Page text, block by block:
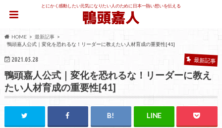
とにかく感動したい元気になりたい人のために日本一熱い想いを伝える
HOME
最新記事
鴨頭嘉人公式｜変化を恐れるな！リーダーに教えたい人材育成の重要性[41]
2021.05.28 最新記事
鴨頭嘉人公式｜変化を恐れるな！リーダーに教え
たい人材育成の重要性[41]